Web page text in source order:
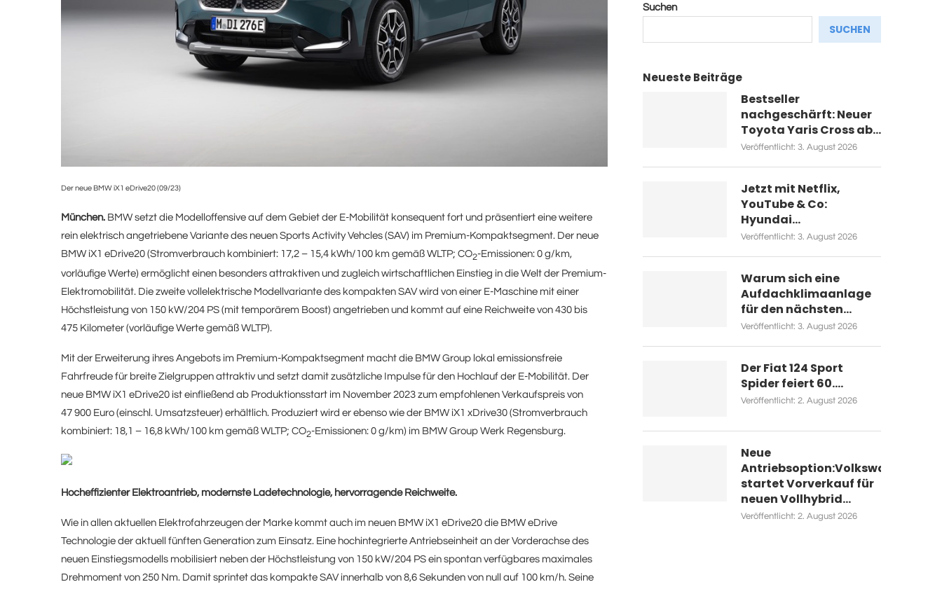
Der neue BMW iX1 eDrive20 (09/23)
München. BMW setzt die Modelloffensive auf dem Gebiet der E-Mobilität konsequent fort und präsentiert eine weitere
rein elektrisch angetriebene Variante des neuen Sports Activity Vehcles (SAV) im Premium-Kompaktsegment. Der neue
BMW iX1 eDrive20 (Stromverbrauch kombiniert: 17,2 – 15,4 kWh/100 km gemäß WLTP; CO2-Emissionen: 0 g/km,
vorläufige Werte) ermöglicht einen besonders attraktiven und zugleich wirtschaftlichen Einstieg in die Welt der Premium-
Elektromobilität. Die zweite vollelektrische Modellvariante des kompakten SAV wird von einer E-Maschine mit einer
Höchstleistung von 150 kW/204 PS (mit temporärem Boost) angetrieben und kommt auf eine Reichweite von 430 bis
475 Kilometer (vorläufige Werte gemäß WLTP).
Mit der Erweiterung ihres Angebots im Premium-Kompaktsegment macht die BMW Group lokal emissionsfreie
Fahrfreude für breite Zielgruppen attraktiv und setzt damit zusätzliche Impulse für den Hochlauf der E-Mobilität. Der
neue BMW iX1 eDrive20 ist einfließend ab Produktionsstart im November 2023 zum empfohlenen Verkaufspreis von
47 900 Euro (einschl. Umsatzsteuer) erhältlich. Produziert wird er ebenso wie der BMW iX1 xDrive30 (Stromverbrauch
kombiniert: 18,1 – 16,8 kWh/100 km gemäß WLTP; CO2-Emissionen: 0 g/km) im BMW Group Werk Regensburg.
Hocheffizienter Elektroantrieb, modernste Ladetechnologie, hervorragende Reichweite.
Wie in allen aktuellen Elektrofahrzeugen der Marke kommt auch im neuen BMW iX1 eDrive20 die BMW eDrive
Technologie der aktuell fünften Generation zum Einsatz. Eine hochintegrierte Antriebseinheit an der Vorderachse des
neuen Einstiegsmodells mobilisiert neben der Höchstleistung von 150 kW/204 PS ein spontan verfügbares maximales
Drehmoment von 250 Nm. Damit sprintet das kompakte SAV innerhalb von 8,6 Sekunden von null auf 100 km/h. Seine
Suchen
SUCHEN
Neueste Beiträge
Bestseller
nachgeschärft: Neuer
Toyota Yaris Cross ab...
Veröffentlicht: 3. August 2026
Jetzt mit Netflix,
YouTube & Co:
Hyundai...
Veröffentlicht: 3. August 2026
Warum sich eine
Aufdachklimaanlage
für den nächsten...
Veröffentlicht: 3. August 2026
Der Fiat 124 Sport
Spider feiert 60....
Veröffentlicht: 2. August 2026
Neue
Antriebsoption:Volkswagen
startet Vorverkauf für
neuen Vollhybrid...
Veröffentlicht: 2. August 2026